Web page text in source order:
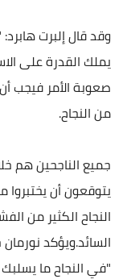
وقد قال إلبرت
يملك القدرة على
صعوبة الأمر فيجب
من النجاح.
جميع الناجحين هم
يتوقعون أن
النجاح الكثير من
السائد.ويؤكد
"في النجاح ما